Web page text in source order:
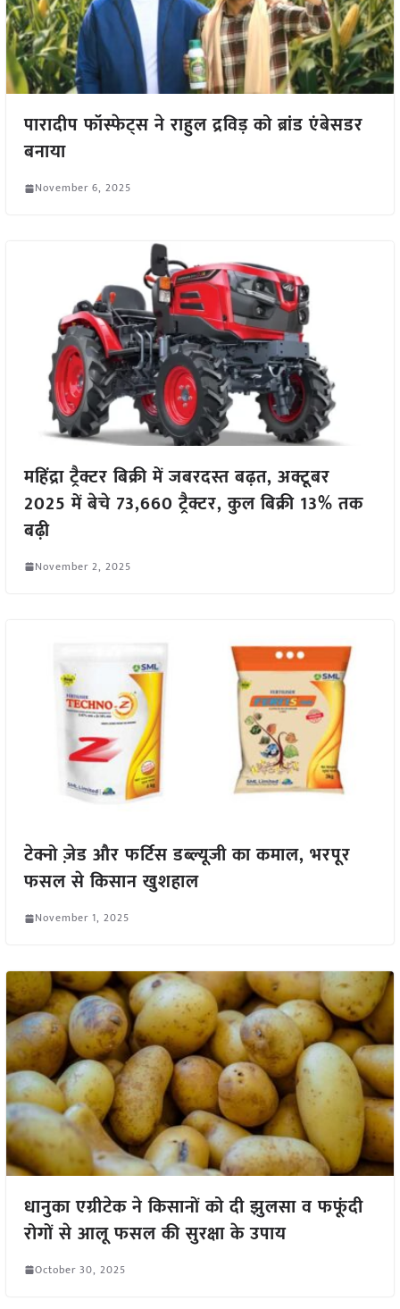
पारादीप फॉस्फेट्स ने राहुल द्रविड़ को ब्रांड एंबेसडर
बनाया
November 6, 2025
महिंद्रा ट्रैक्टर बिक्री में जबरदस्त बढ़त, अक्टूबर
2025 में बेचे 73,660 ट्रैक्टर, कुल बिक्री 13% तक
बढ़ी
November 2, 2025
टेक्नो ज़ेड और फर्टिस डब्ल्यूजी का कमाल, भरपूर
फसल से किसान खुशहाल
November 1, 2025
धानुका एग्रीटेक ने किसानों को दी झुलसा व फफूंदी
रोगों से आलू फसल की सुरक्षा के उपाय
October 30, 2025